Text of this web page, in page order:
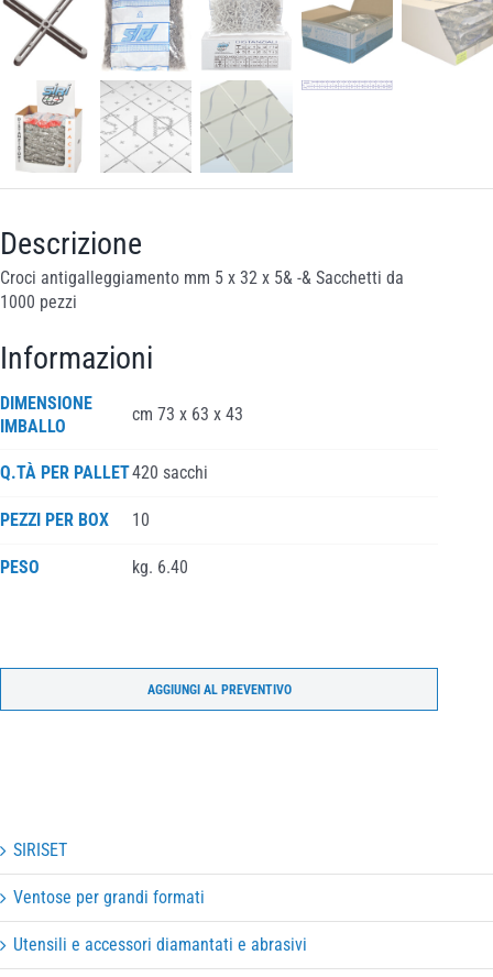
Descrizione
Croci antigalleggiamento mm 5 x 32 x 5& -& Sacchetti da
1000 pezzi
Informazioni
DIMENSIONE
IMBALLO
cm 73 x 63 x 43
Q.TÀ PER PALLET420 sacchi
PEZZI PER BOX 10
PESO kg. 6.40
AGGIUNGI AL PREVENTIVO
SIRISET
Ventose per grandi formati
Utensili e accessori diamantati e abrasivi